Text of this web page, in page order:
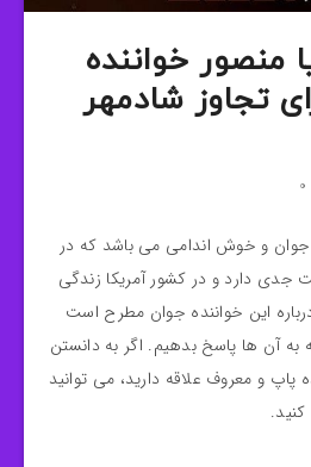
منصور خواننده
تجاوز شادمهر
0
جوان و خوش اندامی می باشد که در
جدی دارد و در کشور آمریکا زندگی
این خواننده جوان مطرح است
به آن ها پاسخ بدهیم. اگر به دانستن
پاپ و معروف علاقه دارید، می توانید